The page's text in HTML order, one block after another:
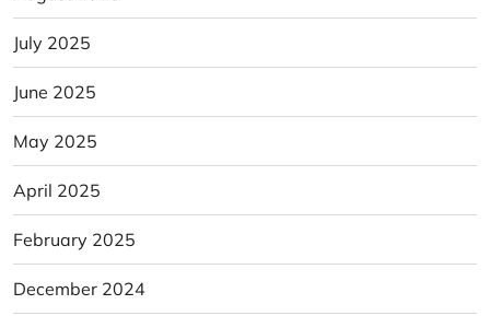
July 2025
June 2025
May 2025
April 2025
February 2025
December 2024